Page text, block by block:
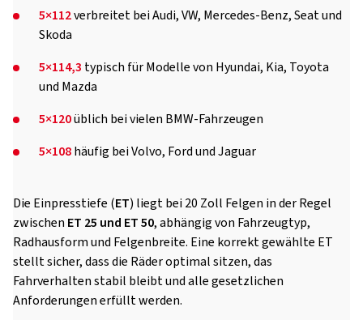
5×112verbreitet bei Audi, VW, Mercedes-Benz, Seat und
Skoda
5×114,3 typisch für Modelle von Hyundai, Kia, Toyota
und Mazda
5×120üblich bei vielen BMW-Fahrzeugen
5×108häufig bei Volvo, Ford und Jaguar
Die Einpresstiefe (ET) liegt bei 20 Zoll Felgen in der Regel
zwischen ET 25 und ET 50, abhängig von Fahrzeugtyp,
Radhausform und Felgenbreite. Eine korrekt gewählte ET
stellt sicher, dass die Räder optimal sitzen, das
Fahrverhalten stabil bleibt und alle gesetzlichen
Anforderungen erfüllt werden.